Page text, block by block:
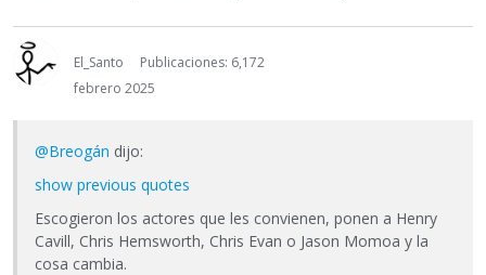
El_Santo
Publicaciones: 6,172
febrero 2025
@Breogán dijo:
show previous quotes
Escogieron los actores que les convienen, ponen a Henry
Cavill, Chris Hemsworth, Chris Evan o Jason Momoa y la
cosa cambia.